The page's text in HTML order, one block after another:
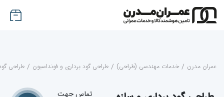
عمران مدرن / خدمات مهندسی (طراحی) / طراحی گود برداری و فونداسیون / طراحی
تماس جهت